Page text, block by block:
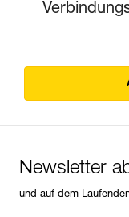
Newsletter
und auf dem